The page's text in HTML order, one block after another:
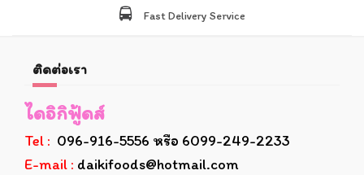
Fast Delivery Service
ติดต่อเรา
ไดอิกิฟู้ดส์
Tel : 096-916-5556 หรือ 6099-249-2233
E-mail : daikifoods@hotmail.com